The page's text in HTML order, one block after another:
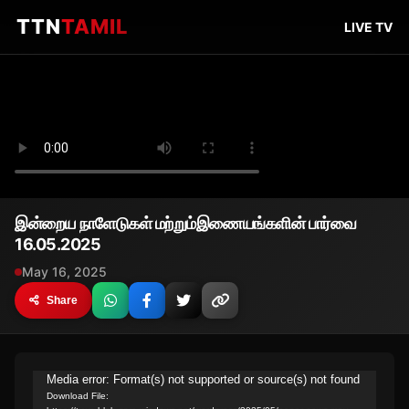
TTNTAMIL LIVE TV
இன்றைய நாளேடுகள் மற்றும்இணையங்களின் பார்வை
16.05.2025
May 16, 2025
Share
Video
Player
Media error: Format(s) not supported or source(s) not found
Download File: